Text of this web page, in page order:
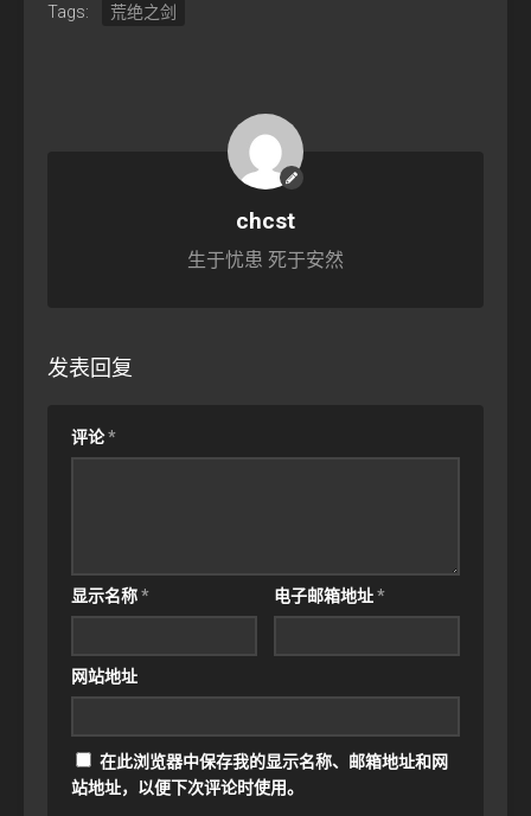
Tags: 荒绝之剑
chcst
生于忧患 死于安然
发表回复
评论*
显示名称* 电子邮箱地址*
网站地址
在此浏览器中保存我的显示名称、邮箱地址和网
站地址，以便下次评论时使用。